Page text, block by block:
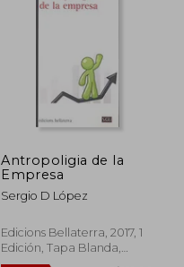
55%
dcto.
Antropoligia de la
Empresa
Sergio D López
Edicions Bellaterra, 2017, 1
Edición, Tapa Blanda,
Nuevo